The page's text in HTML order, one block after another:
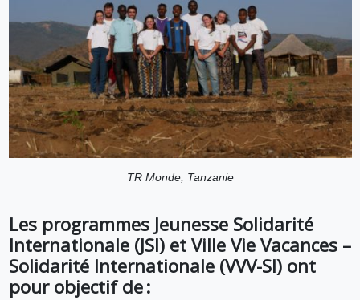
TR Monde, Tanzanie
Les programmes Jeunesse Solidarité
Internationale (JSI) et Ville Vie Vacances –
Solidarité Internationale (VVV-SI) ont
pour objectif de :